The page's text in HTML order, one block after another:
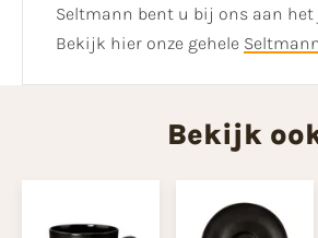
Seltmann bent u bij ons aan het
Bekijk hier onze gehele
Bekijk